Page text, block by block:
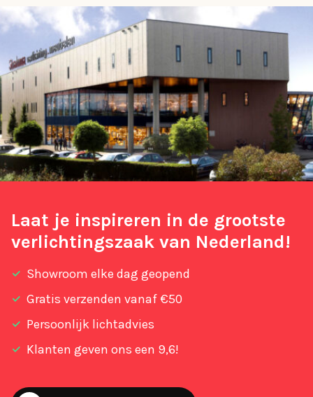
Laat je inspireren in de grootste
verlichtingszaak van Nederland!
Showroom elke dag geopend
Gratis verzenden vanaf €50
Persoonlijk lichtadvies
Klanten geven ons een 9,6!